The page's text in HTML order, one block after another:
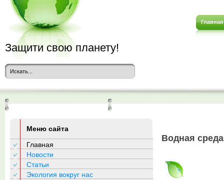
Главная
Защити свою планету!
Меню сайта
Главная
Новости
Статьи
Экология вокруг нас
Водная среда